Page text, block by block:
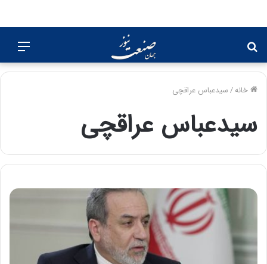
برای
خانه/سیدعباس عراقچی
سیدعباس عراقچی